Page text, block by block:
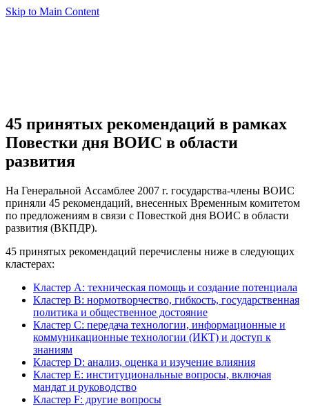
Skip to Main Content
45 принятых рекомендаций в рамках
Повестки дня ВОИС в области
развития
На Генеральной Ассамблее 2007 г. государства-члены ВОИС
приняли 45 рекомендаций, внесенных Временным комитетом
по предложениям в связи с Повесткой дня ВОИС в области
развития (ВКПДР).
45 принятых рекомендаций перечислены ниже в следующих
кластерах:
Кластер A: техническая помощь и создание потенциала
Кластер B: нормотворчество, гибкость, государственная
политика и общественное достояние
Кластер C: передача технологии, информационные и
коммуникационные технологии (ИКТ) и доступ к
знаниям
Кластер D: анализ, оценка и изучение влияния
Кластер E: институциональные вопросы, включая
мандат и руководство
Кластер F: другие вопросы